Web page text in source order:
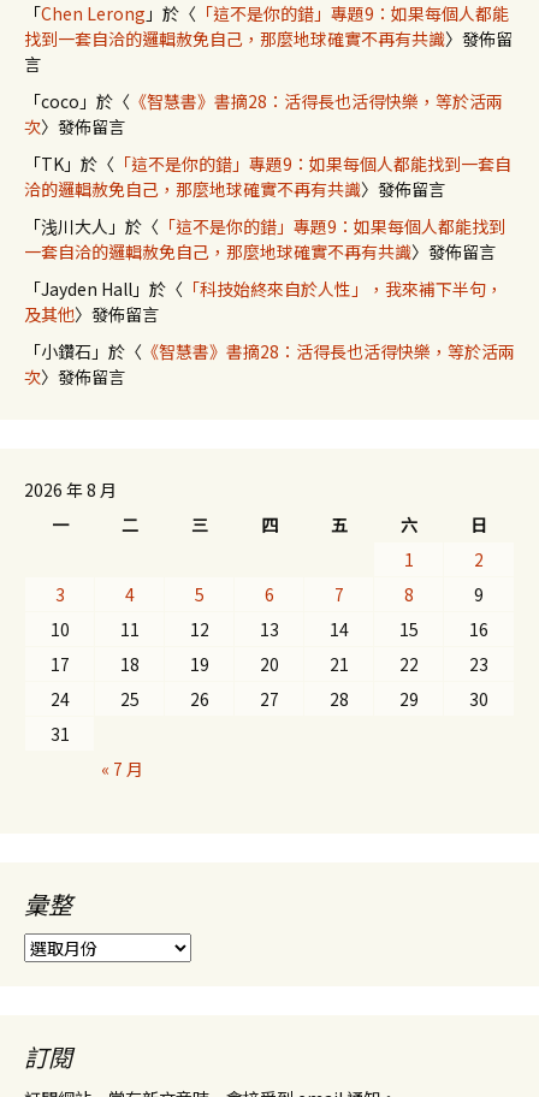
「Chen Lerong 」於〈 「這不是你的錯」專題9：如果每個人都能
找到一套自洽的邏輯赦免自己，那麼地球確實不再有共識〉發佈留
言
「coco 」於〈 《智慧書》書摘28：活得長也活得快樂，等於活兩
次〉發佈留言
「TK」於〈 「這不是你的錯」專題9：如果每個人都能找到一套自
洽的邏輯赦免自己，那麼地球確實不再有共識〉發佈留言
「浅川大人 」於〈 「這不是你的錯」專題9：如果每個人都能找到
一套自洽的邏輯赦免自己，那麼地球確實不再有共識〉發佈留言
「Jayden Hall 」於〈 「科技始終來自於人性」，我來補下半句，
及其他〉發佈留言
「小鑽石 」於〈 《智慧書》書摘28：活得長也活得快樂，等於活兩
次〉發佈留言
2026 年 8 月
一
二 三 四 五 六
日
1
2
3
4 5 6 7 8
9
10
11 12 13 14 15
16
17
18 19 20 21 22
23
24
25 26 27 28 29
30
31
« 7 月
彙整
彙
整
訂閱